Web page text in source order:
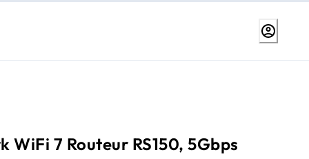
WiFi 7 Routeur RS150, 5Gbps